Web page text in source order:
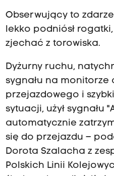
Obserwujący to
lekko podniósł
zjechać z torowiska.
Dyżurny ruchu,
sygnału na monitorze
przejazdowego i
sytuacji, użył sygnału
automatycznie
się do przejazdu –
Dorota Szalacha z
Polskich Linii